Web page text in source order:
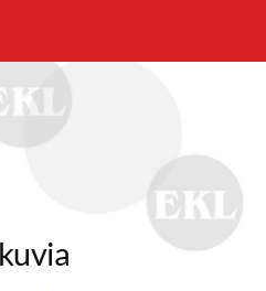
ry.